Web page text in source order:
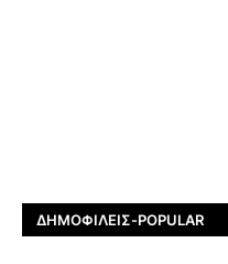
ΔΗΜΟΦΙΛΕΊΣ-POPULAR